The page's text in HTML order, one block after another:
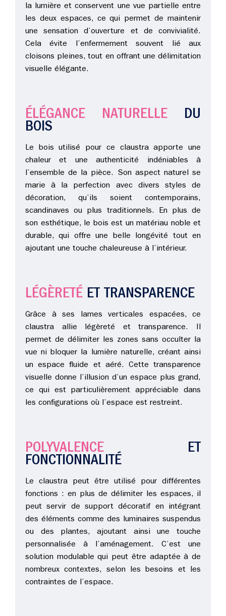
la lumière et conservent une vue partielle entre
les deux espaces, ce qui permet de maintenir
une sensation d’ouverture et de convivialité.
Cela évite l’enfermement souvent lié aux
cloisons pleines, tout en offrant une délimitation
visuelle élégante.
ÉLÉGANCE NATURELLE DU
BOIS
Le bois utilisé pour ce claustra apporte une
chaleur et une authenticité indéniables à
l’ensemble de la pièce. Son aspect naturel se
marie à la perfection avec divers styles de
décoration, qu’ils soient contemporains,
scandinaves ou plus traditionnels. En plus de
son esthétique, le bois est un matériau noble et
durable, qui offre une belle longévité tout en
ajoutant une touche chaleureuse à l’intérieur.
LÉGÈRETÉ ET TRANSPARENCE
Grâce à ses lames verticales espacées, ce
claustra allie légèreté et transparence. Il
permet de délimiter les zones sans occulter la
vue ni bloquer la lumière naturelle, créant ainsi
un espace fluide et aéré. Cette transparence
visuelle donne l’illusion d’un espace plus grand,
ce qui est particulièrement appréciable dans
les configurations où l’espace est restreint.
POLYVALENCE ET
FONCTIONNALITÉ
Le claustra peut être utilisé pour différentes
fonctions : en plus de délimiter les espaces, il
peut servir de support décoratif en intégrant
des éléments comme des luminaires suspendus
ou des plantes, ajoutant ainsi une touche
personnalisée à l’aménagement. C’est une
solution modulable qui peut être adaptée à de
nombreux contextes, selon les besoins et les
contraintes de l’espace.